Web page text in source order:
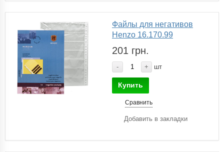
Файлы для негативов
Henzo 16.170.99
201 грн.
- + шт
Купить
Сравнить
Добавить в закладки